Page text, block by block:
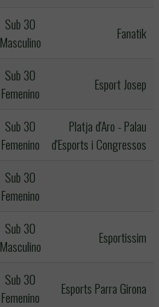
Sub 30
Masculino
Fanatik
Sub 30
Femenino
Esport Josep
Sub 30
Femenino
Platja d'Aro - Palau
d'Esports i Congressos
Sub 30
Femenino
Sub 30
Masculino
Esportissim
Sub 30
Femenino
Esports Parra Girona